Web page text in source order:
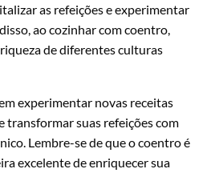
as refeições e experimentar
ao cozinhar com coentro,
de diferentes culturas
experimentar novas receitas
transformar suas refeições com
Lembre-se de que o coentro é
excelente de enriquecer sua